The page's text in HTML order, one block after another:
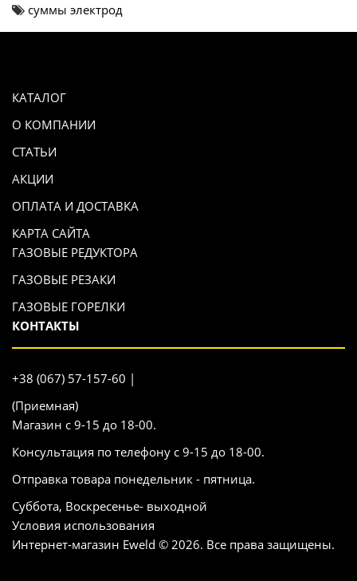
суммы электрод
КАТАЛОГ
О КОМПАНИИ
СТАТЬИ
АКЦИИ
ОПЛАТА И ДОСТАВКА
КАРТА САЙТА
ГАЗОВЫЕ РЕДУКТОРА
ГАЗОВЫЕ РЕЗАКИ
ГАЗОВЫЕ ГОРЕЛКИ
КОНТАКТЫ
+38 (067) 57-157-60 |
(Приемная)
Магазин с 9-15 до 18-00.
Консультация по телефону с 9-15 до 18-00.
Отправка товара понедельник - пятница.
Суббота, Воскресенье- выходной
Условия использования
Интернет-магазин Eweld © 2026. Все права защищены.